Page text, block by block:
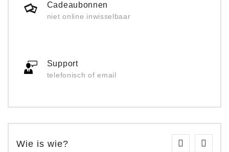
Cadeaubonnen
niet online inwisselbaar
Support
telefonisch of email
Wie is wie?